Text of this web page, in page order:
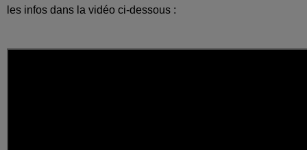
les infos dans la vidéo ci-dessous :